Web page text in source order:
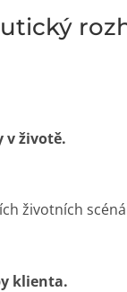
v životě.
životních
klienta.